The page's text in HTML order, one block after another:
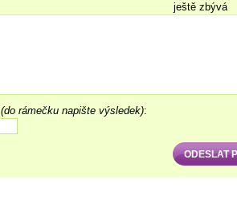
ještě zbývá
(do rámečku napište výsledek):